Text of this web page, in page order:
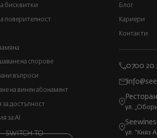
бисквитки
поверителност
на спорове
въпроси
на винен абонамент
за достъпност
за AI
SWITCH TO
Блог
Кариери
Контакти
0700 20
ул.
ул. "Княз